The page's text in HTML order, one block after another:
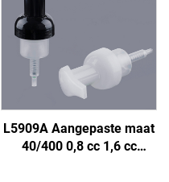
schuimpomp
L5909A Aangepaste maat
40/400 0,8 cc 1,6 cc